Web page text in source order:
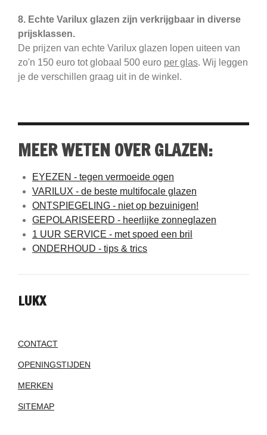
8. Echte Varilux glazen zijn verkrijgbaar in diverse
prijsklassen.
De prijzen van echte Varilux glazen lopen uiteen van
zo'n 150 euro tot globaal 500 euro per glas. Wij leggen
je de verschillen graag uit in de winkel.
MEER WETEN OVER GLAZEN:
EYEZEN - tegen vermoeide ogen
VARILUX - de beste multifocale glazen
ONTSPIEGELING - niet op bezuinigen!
GEPOLARISEERD - heerlijke zonneglazen
1 UUR SERVICE - met spoed een bril
ONDERHOUD - tips & trics
LUKX
CONTACT
OPENINGSTIJDEN
MERKEN
SITEMAP